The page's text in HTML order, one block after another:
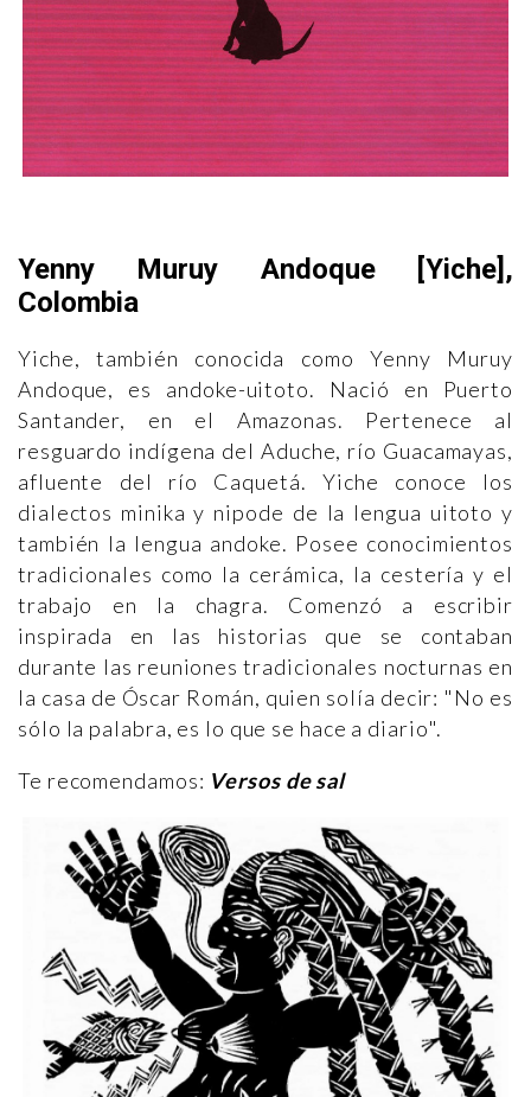
Yenny Muruy Andoque [Yiche],
Colombia
Yiche, también conocida como Yenny Muruy
Andoque, es andoke-uitoto. Nació en Puerto
Santander, en el Amazonas. Pertenece al
resguardo indígena del Aduche, río Guacamayas,
afluente del río Caquetá. Yiche conoce los
dialectos minika y nipode de la lengua uitoto y
también la lengua andoke. Posee conocimientos
tradicionales como la cerámica, la cestería y el
trabajo en la chagra. Comenzó a escribir
inspirada en las historias que se contaban
durante las reuniones tradicionales nocturnas en
la casa de Óscar Román, quien solía decir: "No es
sólo la palabra, es lo que se hace a diario".
Te recomendamos: Versos de sal